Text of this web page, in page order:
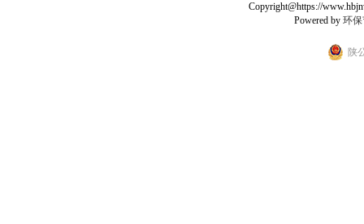
Copyright@https://
Powered by 环
陕